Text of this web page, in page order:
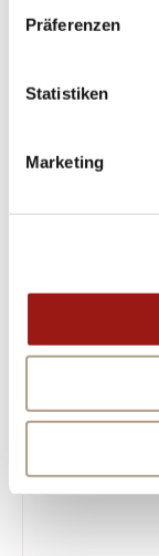
Präferenzen
Statistiken
Marketing
Geben Sie
Touch mit
von Mattioli